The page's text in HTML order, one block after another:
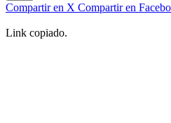
Compartir en X Compartir en
Link copiado.